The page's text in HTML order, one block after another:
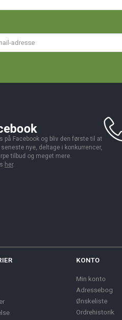
på Facebook og bliv den første til at
nye, deltage i konkurrencer,
tilbud og meget mere.
her.
KONTO
Min konto
Adressebog
Ønskeliste
Ordrehistorik